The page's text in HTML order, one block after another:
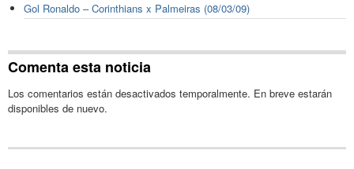
Gol Ronaldo – Corinthians x Palmeiras (08/03/09)
Comenta esta noticia
Los comentarios están desactivados temporalmente. En breve estarán
disponibles de nuevo.